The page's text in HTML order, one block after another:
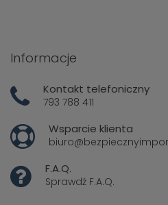
Informacje
Kontakt telefoniczny
793 788 411
Wsparcie klienta
F.A.Q.
Sprawdź F.A.Q.